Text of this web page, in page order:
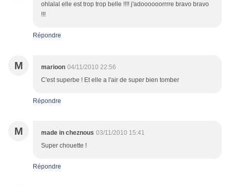
ohlalal elle est trop trop belle !!!! j'adoooooorrrre bravo bravo
!!!
Répondre
M marioon 04/11/2010 22:56
C'est superbe ! Et elle a l'air de super bien tomber
Répondre
M made in cheznous 03/11/2010 15:41
Super chouette !
Répondre